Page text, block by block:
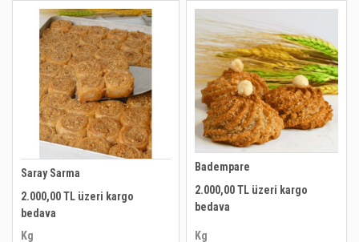
Saray Sarma
2.000,00 TL üzeri kargo
bedava
Kg
Badempare
2.000,00 TL üzeri kargo
bedava
Kg